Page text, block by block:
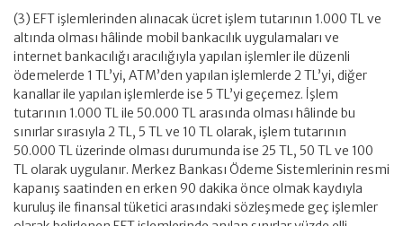
(3) EFT işlemlerinden alınacak ücret işlem tutarının 1.000 TL ve
altında olması hâlinde mobil bankacılık uygulamaları ve
internet bankacılığı aracılığıyla yapılan işlemler ile düzenli
ödemelerde 1 TL’yi, ATM’den yapılan işlemlerde 2 TL’yi, diğer
kanallar ile yapılan işlemlerde ise 5 TL’yi geçemez. İşlem
tutarının 1.000 TL ile 50.000 TL arasında olması hâlinde bu
sınırlar sırasıyla 2 TL, 5 TL ve 10 TL olarak, işlem tutarının
50.000 TL üzerinde olması durumunda ise 25 TL, 50 TL ve 100
TL olarak uygulanır. Merkez Bankası Ödeme Sistemlerinin resmi
kapanış saatinden en erken 90 dakika önce olmak kaydıyla
kuruluş ile finansal tüketici arasındaki sözleşmede geç işlemler